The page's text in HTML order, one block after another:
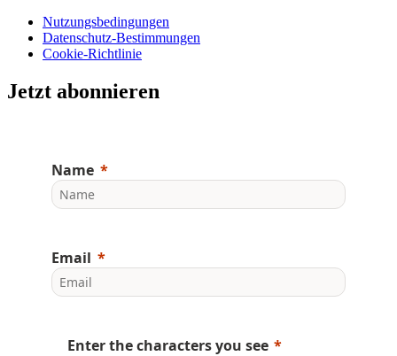
Nutzungsbedingungen
Datenschutz-Bestimmungen
Cookie-Richtlinie
Jetzt abonnieren
Name
Email
Enter the characters you see